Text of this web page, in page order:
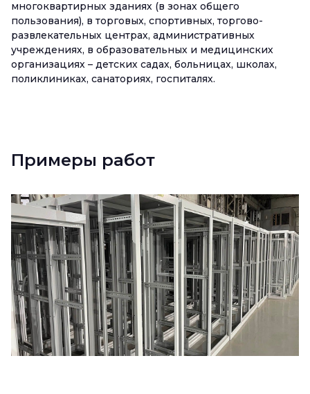
многоквартирных зданиях (в зонах общего
пользования), в торговых, спортивных, торгово-
развлекательных центрах, административных
учреждениях, в образовательных и медицинских
организациях – детских садах, больницах, школах,
поликлиниках, санаториях, госпиталях.
Примеры работ